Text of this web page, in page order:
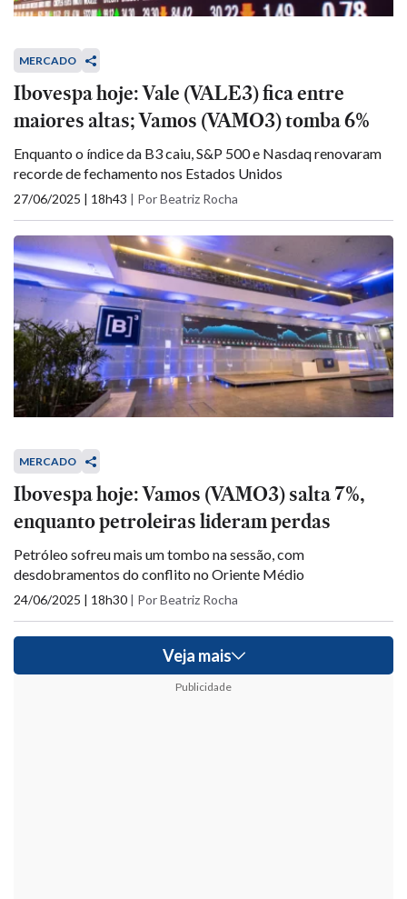
MERCADO
Ibovespa hoje: Vale (VALE3) fica entre
maiores altas; Vamos (VAMO3) tomba 6%
Enquanto o índice da B3 caiu, S&P 500 e Nasdaq renovaram
recorde de fechamento nos Estados Unidos
27/06/2025 | 18h43 | Por Beatriz Rocha
MERCADO
Ibovespa hoje: Vamos (VAMO3) salta 7%,
enquanto petroleiras lideram perdas
Petróleo sofreu mais um tombo na sessão, com
desdobramentos do conflito no Oriente Médio
24/06/2025 | 18h30 | Por Beatriz Rocha
Veja mais
Publicidade